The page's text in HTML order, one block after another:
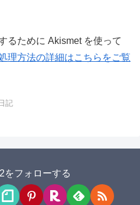
るために Akismet を使って
理方法の詳細はこちらをご覧
記
をフォローする